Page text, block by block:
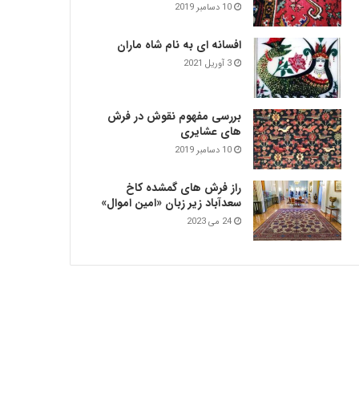
10 دسامبر 2019
افسانه ای به نام شاه ماران
3 آوریل 2021
بررسی مفهوم نقوش در فرش‌
های عشایری
10 دسامبر 2019
راز فرش های گمشده کاخ
سعدآباد زیر زبان «امین اموال»
24 می 2023